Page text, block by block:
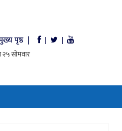
पृष्ठ | | |